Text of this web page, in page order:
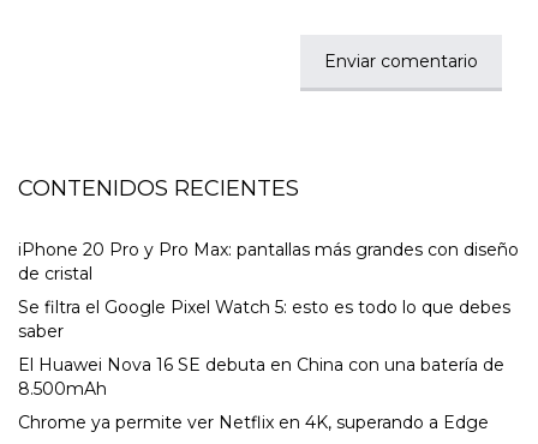
CONTENIDOS RECIENTES
iPhone 20 Pro y Pro Max: pantallas más grandes con diseño
de cristal
Se filtra el Google Pixel Watch 5: esto es todo lo que debes
saber
El Huawei Nova 16 SE debuta en China con una batería de
8.500mAh
Chrome ya permite ver Netflix en 4K, superando a Edge